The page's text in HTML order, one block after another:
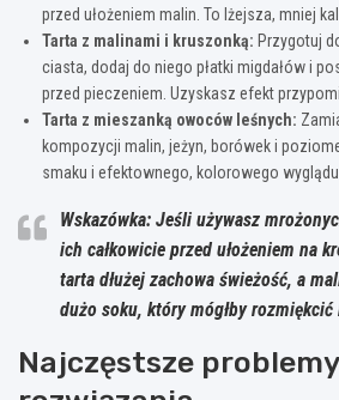
przed ułożeniem malin. To lżejsza, mniej
Tarta z malinami i kruszonką: Przygotuj
ciasta, dodaj do niego płatki migdałów i
przed pieczeniem. Uzyskasz efekt
Tarta z mieszanką owoców leśnych:
kompozycji malin, jeżyn, borówek i
smaku i efektownego, kolorowego wyglądu.
Wskazówka: Jeśli używasz
ich całkowicie przed ułożeniem na
tarta dłużej zachowa świeżość, a
dużo soku, który mógłby rozmiękcić
Najczęstsze